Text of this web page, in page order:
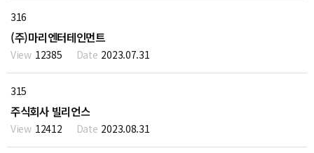
316
(주)마리엔터테인먼트
12385 2023.07.31
315
주식회사 빌리언스
12412 2023.08.31